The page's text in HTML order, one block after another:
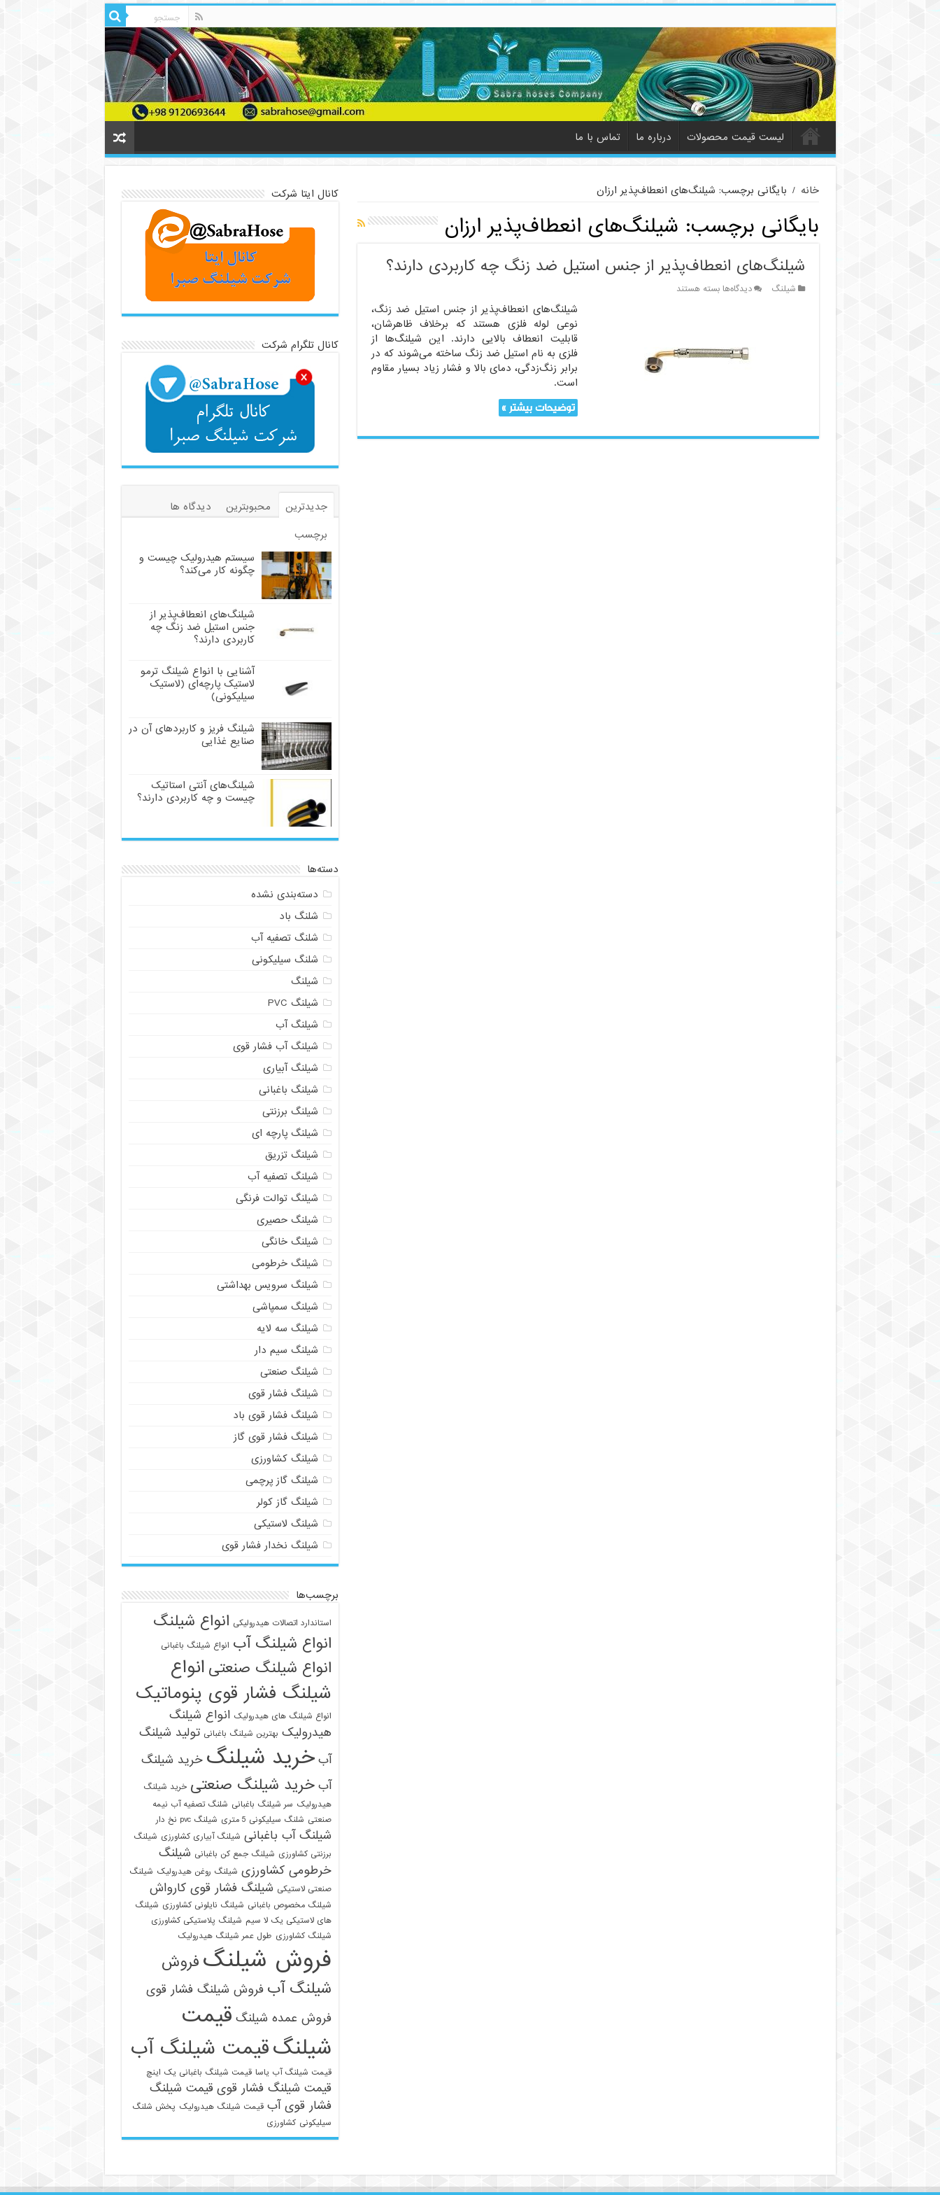
لیست قیمت محصولات درباره ما تماس با ما
خانه / بایگانی برچسب: شیلنگ‌های انعطاف‌پذیر ارزان
بایگانی برچسب: شیلنگ‌های انعطاف‌پذیر ارزان
شیلنگ‌های انعطاف‌پذیر از جنس استیل ضد زنگ چه کاربردی دارند؟
شیلنگ دیدگاه‌هابرای
استیل
بسته هستند
شیلنگ‌های انعطاف‌پذیر از جنس استیل ضد زنگ،
نوعی لوله فلزی هستند که برخلاف ظاهرشان،
قابلیت انعطاف بالایی دارند. این شیلنگ‌ها از
فلزی به نام استیل ضد زنگ ساخته می‌شوند که در
برابر زنگ‌زدگی، دمای بالا و فشار زیاد بسیار مقاوم
است.
توضیحات بیشتر »
کانال ایتا شرکت
کانال تلگرام شرکت
جدیدترین محبوبترین
دیدگاه ها
برچسب
سیستم هیدرولیک چیست و
چگونه کار می‌کند؟
شیلنگ‌های انعطاف‌پذیر از
جنس استیل ضد زنگ چه
کاربردی دارند؟
آشنایی با انواع شیلنگ ترمو
لاستیک پارچه‌ای (لاستیک
سیلیکونی)
شیلنگ فریز و کاربردهای آن در
صنایع غذایی
شیلنگ‌های آنتی استاتیک
چیست و چه کاربردی دارند؟
دسته‌ها
دسته‌بندی نشده
شلنگ باد
شلنگ تصفیه آب
شلنگ سیلیکونی
شیلنگ
شیلنگ PVC
شیلنگ آب
شیلنگ آب فشار قوی
شیلنگ آبیاری
شیلنگ باغبانی
شیلنگ برزنتی
شیلنگ پارچه ای
شیلنگ تزریق
شیلنگ تصفیه آب
شیلنگ توالت فرنگی
شیلنگ حصیری
شیلنگ خانگی
شیلنگ خرطومی
شیلنگ سرویس بهداشتی
شیلنگ سمپاشی
شیلنگ سه لایه
شیلنگ سیم دار
شیلنگ صنعتی
شیلنگ فشار قوی
شیلنگ فشار قوی باد
شیلنگ فشار قوی گاز
شیلنگ کشاورزی
شیلنگ گاز پرچمی
شیلنگ گاز کولر
شیلنگ لاستیکی
شیلنگ نخدار فشار قوی
برچسب‌ها
استاندارد اتصالات هیدرولیکی انواع شیلنگ
انواع شیلنگ آب انواع شیلنگ باغبانی
انواع شیلنگ صنعتی انواع
شیلنگ فشار قوی پنوماتیک
انواع شیلنگ های هیدرولیک انواع شیلنگ
هیدرولیک بهترین شیلنگ باغبانی تولید شیلنگ
آب خرید شیلنگ خرید شیلنگ
آب خرید شیلنگ صنعتی خرید شیلنگ
هیدرولیک سر شیلنگ باغبانی شلنگ تصفیه آب نیمه
صنعتی شلنگ سیلیکونی 5 متری شیلنگ pvc نخ دار
شیلنگ آب باغبانی شیلنگ آبیاری کشاورزی شیلنگ
برزنتی کشاورزی شیلنگ جمع کن باغبانی شیلنگ
خرطومی کشاورزی شیلنگ روغن هیدرولیک شیلنگ
صنعتی لاستیکی شیلنگ فشار قوی کارواش
شیلنگ مخصوص باغبانی شیلنگ نایلونی کشاورزی شیلنگ
های لاستیکی یک لا سیم شیلنگ پلاستیکی کشاورزی
شیلنگ کشاورزی طول عمر شیلنگ هیدرولیک
فروش شیلنگ فروش
شیلنگ آب فروش شیلنگ فشار قوی
فروش عمده شیلنگ قیمت
شیلنگقیمت شیلنگ آب
قیمت شیلنگ آب یاسا قیمت شیلنگ باغبانی یک اینچ
قیمت شیلنگ فشار قوی قیمت شیلنگ
فشار قوی آب قیمت شیلنگ هیدرولیک پخش شلنگ
سیلیکونی کشاورزی